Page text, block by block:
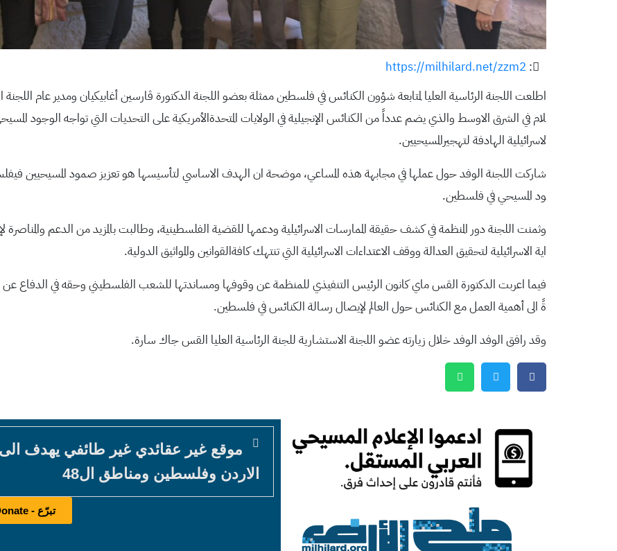
:
https://milhilard.net/zzm2
اطلعت اللجنة الرئاسية العليا لمتابعة شؤون الكنائس في فلسطين ممثلة بعضو اللجنة الدكتورة ڤارسين أغابيكيان ومدير عام
لام في الشرق الاوسط والذي يضم عدداً من الكنائس الإنجيلية في الولايات المتحدةالأمريكية على التحديات التي تواجه الوجود
لاسرائيلية الهادفة لتهجيرالمسيحيين.
شاركت اللجنة الوفد حول عملها في مجابهة هذه المساعي، موضحة ان الهدف الاساسي لتأسيسها هو تعزيز صمود المسيحيين
ود المسيحي في فلسطين.
وثمنت اللجنة دور المنظمة في كشف حقيقة الممارسات الاسرائيلية ودعمها للقضية الفلسطينية، وطالبت بالمزيد من الدعم والمناصرة
اية الاسرائيلية لتحقيق العدالة ووقف الاعتداءات الاسرائيلية التي تنتهك كافةالقوانين والمواثيق الدولية.
فيما اعربت الدكتورة القس ماي كانون الرئيس التنفيذي للمنظمة عن وقوفها ومساندتها للشعب الفلسطيني وحقه في الدفاع عن
ةً الى أهمية العمل مع الكنائس حول العالم لإيصال رسالة الكنائس في فلسطين.
وقد رافق الوفد الوفد خلال زيارته عضو اللجنة الاستشارية للجنة الرئاسية العليا القس جاك سارة.
موقع غير عقائدي غير طائفي يهدف
الاردن وفلسطين ومناطق ال48
تبرّع - Donate